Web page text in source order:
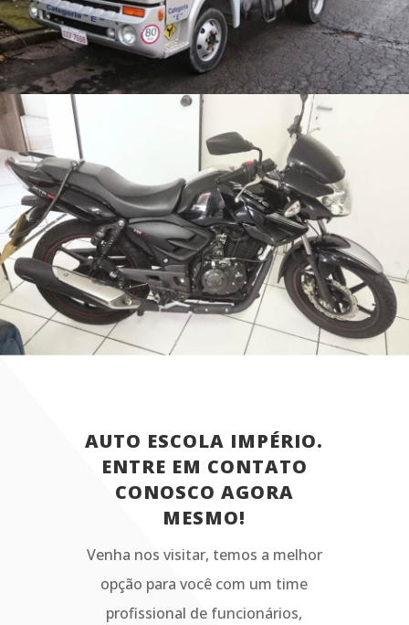
AUTO ESCOLA IMPÉRIO.
ENTRE EM CONTATO
CONOSCO AGORA
MESMO!
Venha nos visitar, temos a melhor
opção para você com um time
profissional de funcionários,